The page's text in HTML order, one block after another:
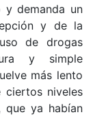
y demanda un
y de la
de drogas
y simple
más lento
niveles
ya habían